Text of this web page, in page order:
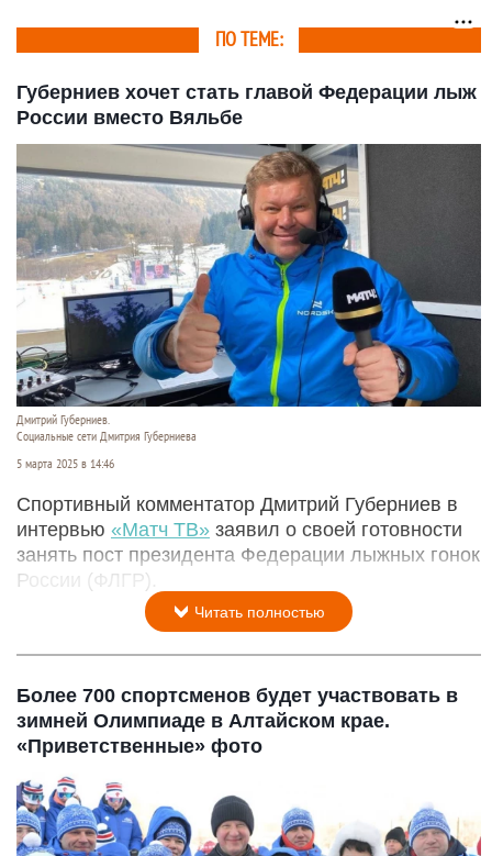
ПО ТЕМЕ:
Губерниев хочет стать главой Федерации лыж
России вместо Вяльбе
Дмитрий Губерниев.
Социальные сети Дмитрия Губерниева
5 марта 2025 в 14:46
Спортивный комментатор Дмитрий Губерниев в
интервью «Матч ТВ» заявил о своей готовности
занять пост президента Федерации лыжных гонок
России (ФЛГР).
Читать полностью
Более 700 спортсменов будет участвовать в
зимней Олимпиаде в Алтайском крае.
«Приветственные» фото